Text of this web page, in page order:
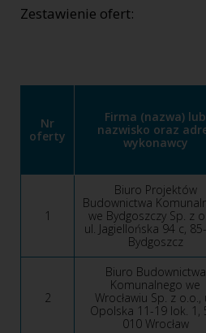
Zestawienie ofert:
Nr
oferty
Firma (nazwa) lub
nazwisko oraz
wykonawcy
1
Biuro Projektów
Budownictwa
we Bydgoszczy Sp. z
ul. Jagiellońska 94 c,
Bydgoszcz
2
Biuro Budownictwa
Komunalnego we
Wrocławiu Sp. z o.o.,
Opolska 11-19 lok. 1,
010 Wrocław